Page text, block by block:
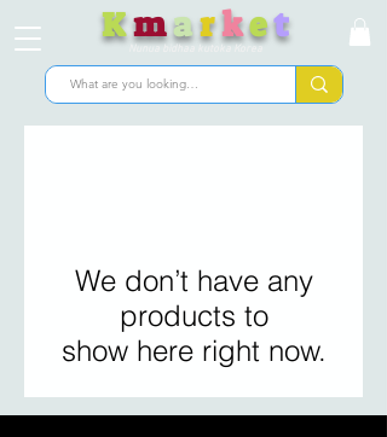
Kmarket
Nunua bidhaa kutoka Korea
We don’t have any
products to
show here right now.